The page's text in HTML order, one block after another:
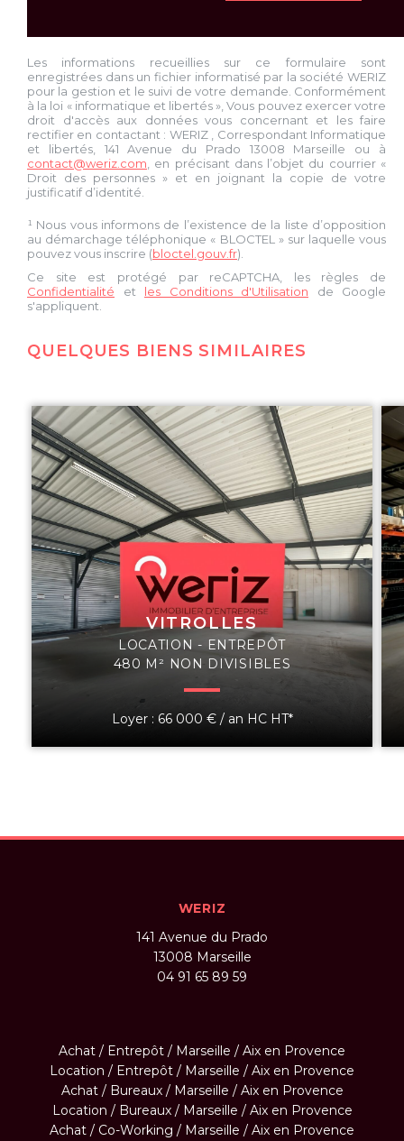
Les informations recueillies sur ce formulaire sont
enregistrées dans un fichier informatisé par la société WERIZ
pour la gestion et le suivi de votre demande. Conformément
à la loi « informatique et libertés », Vous pouvez exercer votre
droit d'accès aux données vous concernant et les faire
rectifier en contactant : WERIZ
, Correspondant Informatique
et libertés, 141 Avenue du Prado 13008 Marseille ou à
contact@weriz.com , en précisant dans l’objet du courrier «
Droit des personnes » et en joignant la copie de votre
justificatif d’identité.
¹ Nous vous informons de l’existence de la liste d’opposition
au démarchage téléphonique « BLOCTEL » sur laquelle vous
pouvez vous inscrire (bloctel.gouv.fr).
Ce site est protégé par reCAPTCHA, les règles de
Confidentialité et les Conditions d'Utilisation de Google
s'appliquent.
QUELQUES BIENS SIMILAIRES
VITROLLES
LOCATION - ENTREPÔT
480 M² NON DIVISIBLES
Loyer : 66 000 € / an HC HT*
WERIZ
141 Avenue du Prado
13008 Marseille
04 91 65 89 59
Achat / Entrepôt / Marseille / Aix en Provence
Location / Entrepôt / Marseille / Aix en Provence
Achat / Bureaux / Marseille / Aix en Provence
Location / Bureaux / Marseille / Aix en Provence
Achat / Co-Working / Marseille / Aix en Provence